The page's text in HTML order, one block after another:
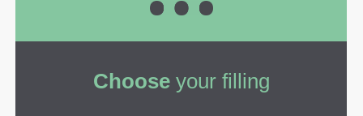
Chooseyour filling